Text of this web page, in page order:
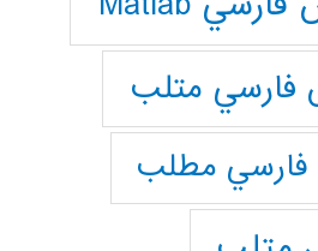
فارسي متلب
فارسي مطلب